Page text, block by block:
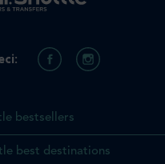
bestsellers
best destinations